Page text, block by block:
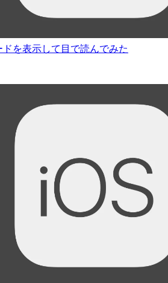
ドを表示して目で読んでみた